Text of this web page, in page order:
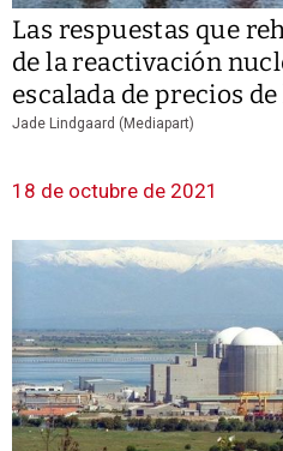
Las respuestas que
de la reactivación
escalada de precios
Jade Lindgaard (Mediapart)
18 de octubre de 2021